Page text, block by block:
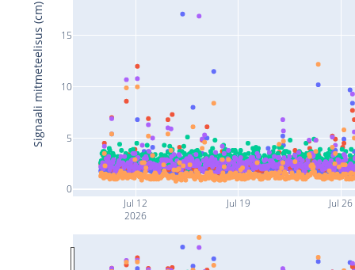
Jul 12
2026
Jul 19 Jul 26
0
5
10
15
Signaali mitmeteelisus (cm)